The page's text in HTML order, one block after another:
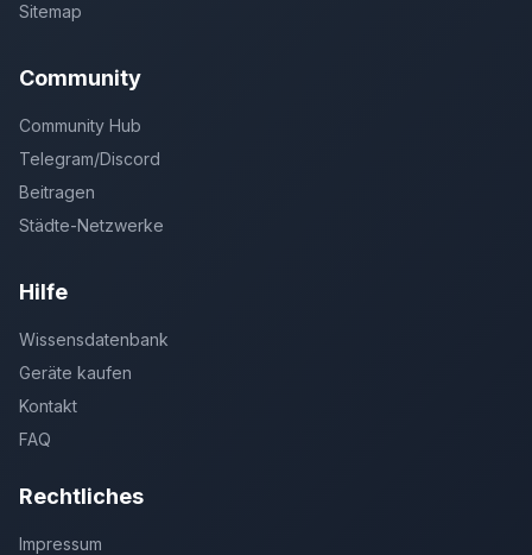
Sitemap
Community
Community Hub
Telegram/Discord
Beitragen
Städte-Netzwerke
Hilfe
Wissensdatenbank
Geräte kaufen
Kontakt
FAQ
Rechtliches
Impressum